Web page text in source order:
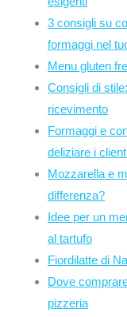
3 consigli su
formaggi nel
Menu gluten
Consigli di
ricevimento
Formaggi e
deliziare i
Mozzarella e
differenza?
Idee per un
al tartufo
Fiordilatte di
Dove
pizzeria